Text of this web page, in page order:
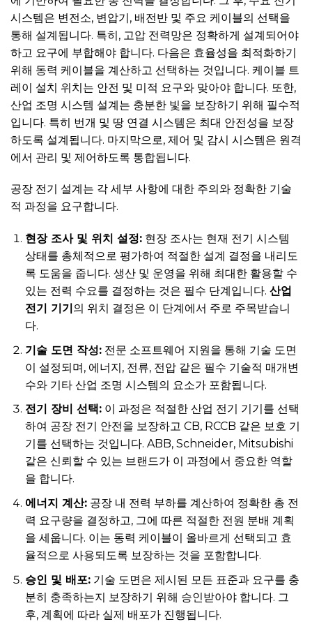
시스템은 변전소, 변압기, 배전반 및 주요 케이블의 선택을
통해 설계됩니다. 특히, 고압 전력망은 정확하게 설계되어야
하고 요구에 부합해야 합니다. 다음은 효율성을 최적화하기
위해 동력 케이블을 계산하고 선택하는 것입니다. 케이블 트
레이 설치 위치는 안전 및 미적 요구와 맞아야 합니다. 또한,
산업 조명 시스템 설계는 충분한 빛을 보장하기 위해 필수적
입니다. 특히 번개 및 땅 연결 시스템은 최대 안전성을 보장
하도록 설계됩니다. 마지막으로, 제어 및 감시 시스템은 원격
에서 관리 및 제어하도록 통합됩니다.
공장 전기 설계는 각 세부 사항에 대한 주의와 정확한 기술
적 과정을 요구합니다.
현장 조사 및 위치 설정:현장 조사는 현재 전기 시스템
상태를 총체적으로 평가하여 적절한 설계 결정을 내리도
록 도움을 줍니다. 생산 및 운영을 위해 최대한 활용할 수
있는 전력 수요를 결정하는 것은 필수 단계입니다. 산업
전기 기기 의 위치 결정은 이 단계에서 주로 주목받습니
다.
기술 도면 작성:전문 소프트웨어 지원을 통해 기술 도면
이 설정되며, 에너지, 전류, 전압 같은 필수 기술적 매개변
수와 기타 산업 조명 시스템의 요소가 포함됩니다.
전기 장비 선택:이 과정은 적절한 산업 전기 기기를 선택
하여 공장 전기 안전을 보장하고 CB, RCCB 같은 보호 기
기를 선택하는 것입니다. ABB, Schneider, Mitsubishi
같은 신뢰할 수 있는 브랜드가 이 과정에서 중요한 역할
을 합니다.
에너지 계산:공장 내 전력 부하를 계산하여 정확한 총 전
력 요구량을 결정하고, 그에 따른 적절한 전원 분배 계획
을 세웁니다. 이는 동력 케이블이 올바르게 선택되고 효
율적으로 사용되도록 보장하는 것을 포함합니다.
승인 및 배포:기술 도면은 제시된 모든 표준과 요구를 충
분히 충족하는지 보장하기 위해 승인받아야 합니다. 그
후, 계획에 따라 실제 배포가 진행됩니다.